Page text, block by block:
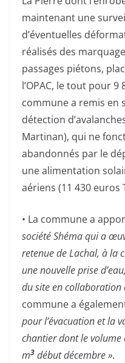
maintenant une
d’éventuelles
réalisés des
passages piétons,
l’OPAC, le tout pour 9
commune a remis en
détection
Martinan), qui ne
abandonnés par le
une alimentation
aériens (11 430 euros
• La commune a
société Shéma qui a
retenue de Lachal, à la
une nouvelle prise
du site en collaboration
commune a
pour l’évacuation et la
chantier dont le
m3 début décembre ».